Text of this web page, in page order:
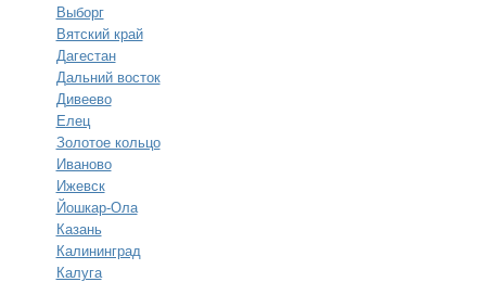
Выборг
Вятский край
Дагестан
Дальний восток
Дивеево
Елец
Золотое кольцо
Иваново
Ижевск
Йошкар-Ола
Казань
Калининград
Калуга